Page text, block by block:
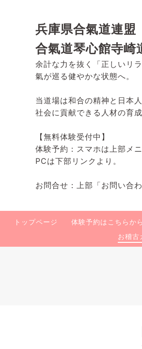
兵庫県合氣道連盟
合氣道琴心館寺崎
余計な力を抜く「正しいリ
氣が巡る健やかな状態へ。
当道場は和合の精神と日本
社会に貢献できる人材の育
【無料体験受付中】
体験予約：スマホは上部メ
PCは下部リンクより。
お問合せ：上部「お問い合
トップページ 体験予約はこちらから
お稽古